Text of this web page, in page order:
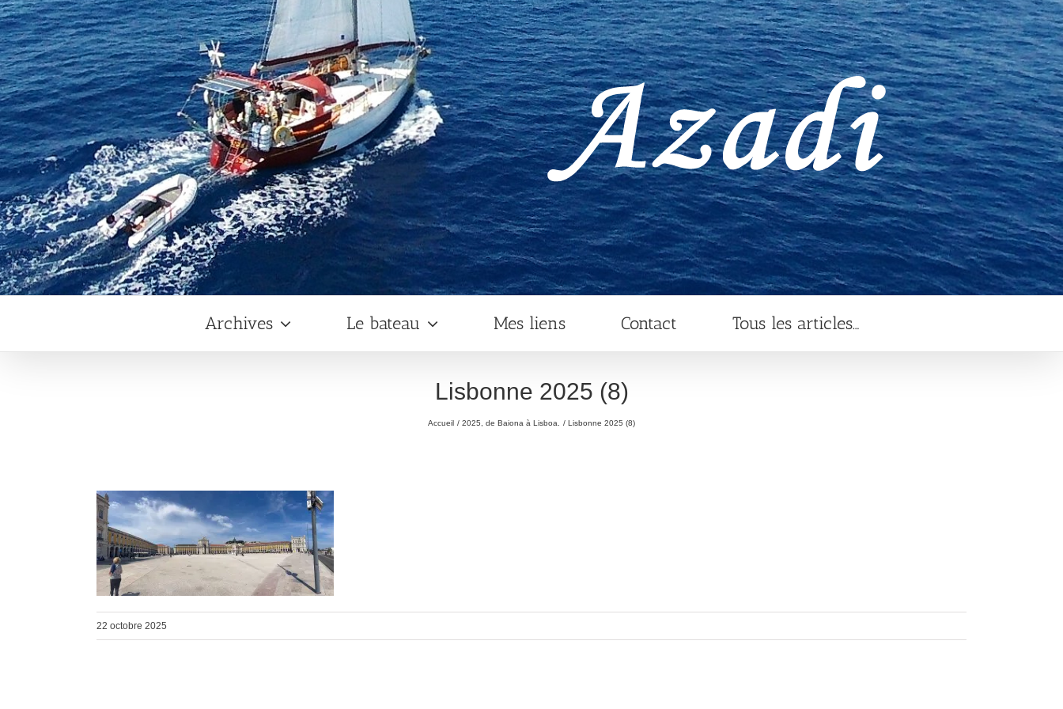
Archives Le bateau Mes liens Contact Tous les articles…
Lisbonne 2025 (8)
Accueil 2025, de Baiona à Lisboa. Lisbonne 2025 (8)
22 octobre 2025